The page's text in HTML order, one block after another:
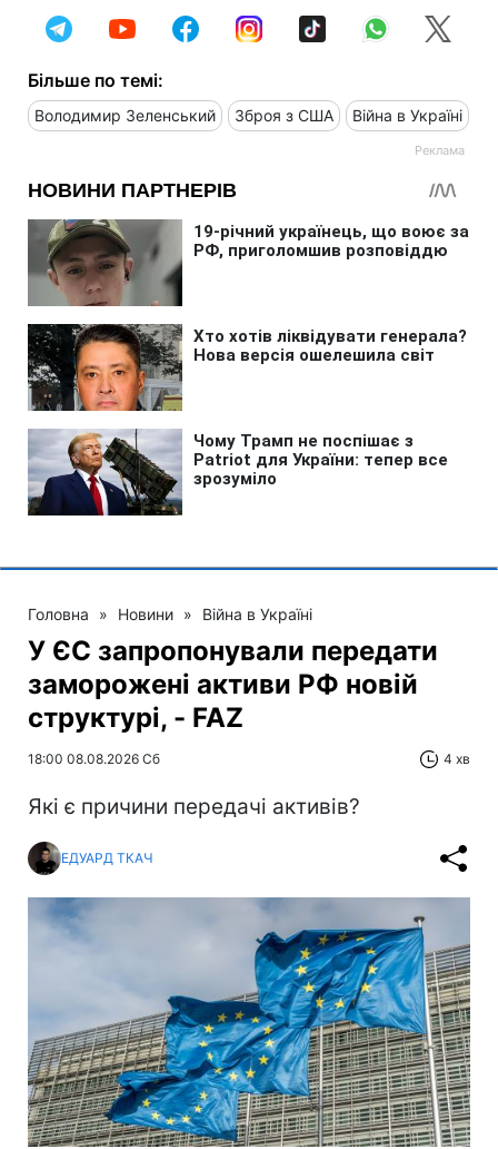
Більше по темі:
Володимир Зеленський Зброя з США Війна в Україні
Головна » Новини » Війна в Україні
У ЄС запропонували передати
заморожені активи РФ новій
структурі, - FAZ
18:00 08.08.2026 Сб 4 хв
Які є причини передачі активів?
ЕДУАРД ТКАЧ